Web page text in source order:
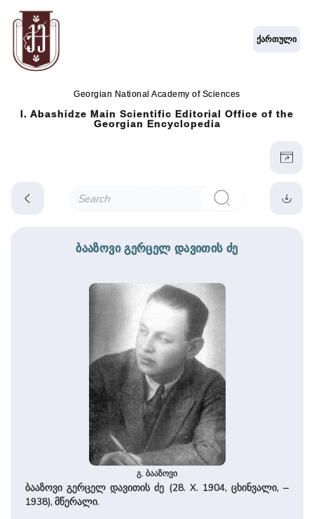
Georgian National Academy of Sciences
I. Abashidze Main Scientific Editorial Office of the
Georgian Encyclopedia
ქართული
ბააზოვი გერცელ დავითის ძე
გ. ბააზოვი
ბააზოვი გერცელ დავითის ძე (28. X. 1904, ცხინვალი, ‒
1938), მწერალი.